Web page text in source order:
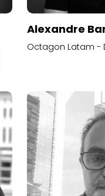
Alexandre
Octagon Latam -